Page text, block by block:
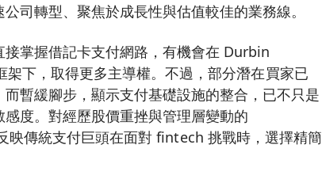
司轉型、聚焦於成長性與估值較佳的業務線。
掌握借記卡支付網路，有機會在 Durbin
下，取得更多主導權。不過，部分潛在買家已
暫緩腳步，顯示支付基礎設施的整合，已不只是
度。對經歷股價重挫與管理層變動的
映傳統支付巨頭在面對 fintech 挑戰時，選擇精簡